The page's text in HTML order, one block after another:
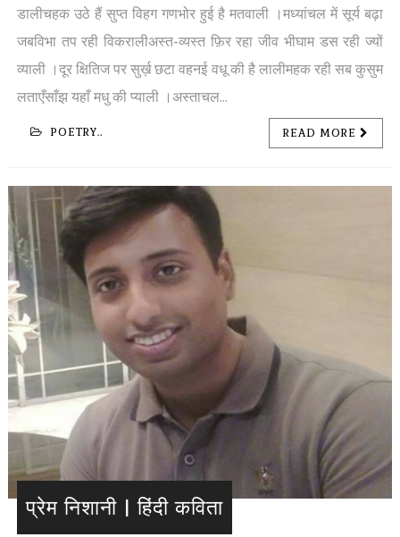
डालीचहक उठे हैं सुप्त विहग गणभोर हुई है मतवाली ।मध्यांचल में सूर्य बढ़ा
जबविभा तप रही विकरालीअस्त-व्यस्त फ़िर रहा जीव भीघाम डस रही ज्यों
व्याली ।दूर क्षितिज पर सुर्ख़ छटा वहनई वधू की है लालीमहक रही सब कुसुम
लताएँसाँझ यहाँ मधु की प्याली ।अस्ताचल...
POETRY.. READ MORE
प्रेम निशानी | हिंदी कविता